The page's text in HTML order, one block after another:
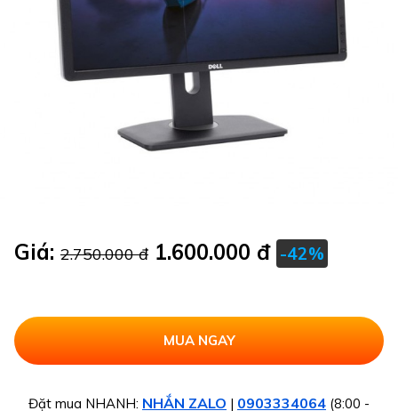
Giá: 2.750.000 đ 1.600.000 đ -42%
Đặt mua NHANH: NHẮN ZALO | 0903334064 (8:00 -